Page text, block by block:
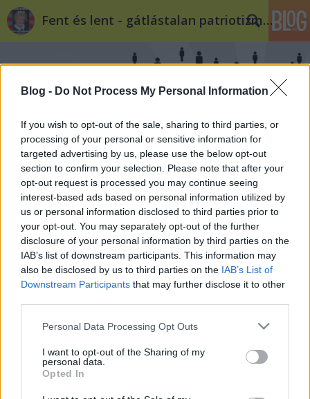
Blog - Do Not Process My Personal Information
If you wish to opt-out of the sale, sharing to third parties, or
processing of your personal or sensitive information for
targeted advertising by us, please use the below opt-out
section to confirm your selection. Please note that after your
opt-out request is processed you may continue seeing
interest-based ads based on personal information utilized by
us or personal information disclosed to third parties prior to
your opt-out. You may separately opt-out of the further
disclosure of your personal information by third parties on the
IAB’s list of downstream participants. This information may
also be disclosed by us to third parties on the IAB’s List of
Downstream Participants that may further disclose it to other
Please note that this website/app uses one or more Google
not limited to your visit or usage behaviour. You may click to
grant or deny consent to Google and its third-party tags to
use your data for below specified purposes in below Google
consent section.
Personal Data Processing Opt Outs
I want to opt-out of the Sharing of my
personal data.
Opted In
Fent és lent - gátlástalan patriotizmus
Éljen a párt, éljen a forradalom!
Fent és Lent•2013. október 23.
A Fent és Lent tudósítása az október 23-ai
eseményekről - folyamatosan frissülünk! 17:56 Fent
és Lent - Konklúzió Egyre szürkébb a nemzeti ünnep.
Tök unalmas tüntetések, mindenki mindig ugyanazt
csinálja, ugyanazt mondja. A 4K! Csepeles akciója
legalább új volt. Épp az Anker…
Politikai haszonvesztés a Rómain
2013. október 21.